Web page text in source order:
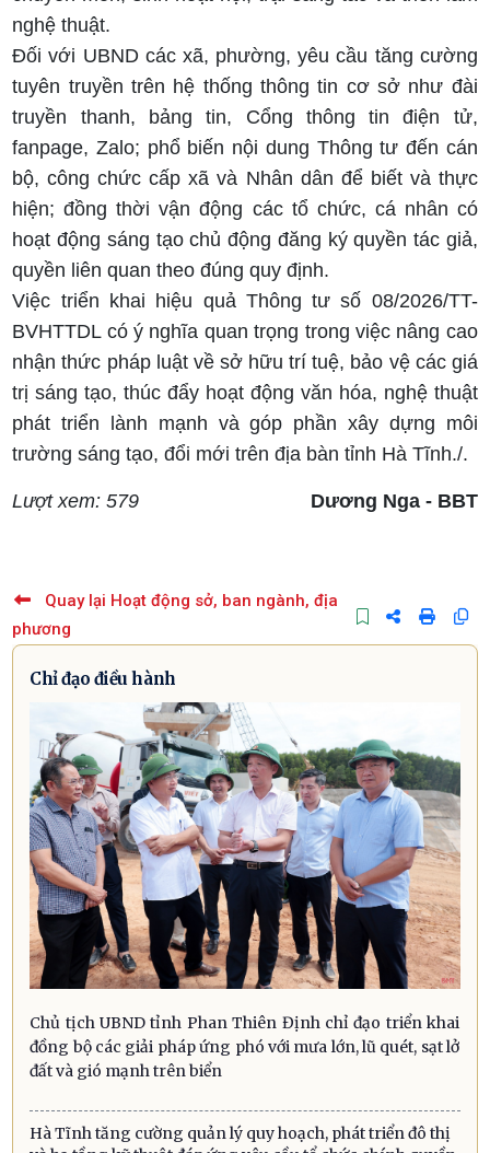
nghệ thuật.
Đối với UBND các xã, phường, yêu cầu tăng cường
tuyên truyền trên hệ thống thông tin cơ sở như đài
truyền thanh, bảng tin, Cổng thông tin điện tử,
fanpage, Zalo; phổ biến nội dung Thông tư đến cán
bộ, công chức cấp xã và Nhân dân để biết và thực
hiện; đồng thời vận động các tổ chức, cá nhân có
hoạt động sáng tạo chủ động đăng ký quyền tác giả,
quyền liên quan theo đúng quy định.
Việc triển khai hiệu quả Thông tư số 08/2026/TT-
BVHTTDL có ý nghĩa quan trọng trong việc nâng cao
nhận thức pháp luật về sở hữu trí tuệ, bảo vệ các giá
trị sáng tạo, thúc đẩy hoạt động văn hóa, nghệ thuật
phát triển lành mạnh và góp phần xây dựng môi
trường sáng tạo, đổi mới trên địa bàn tỉnh Hà Tĩnh./.
Lượt xem: 579 Dương Nga - BBT
Quay lại Hoạt động sở, ban ngành, địa
phương
Chỉ đạo điều hành
Chủ tịch UBND tỉnh Phan Thiên Định chỉ đạo triển khai
đồng bộ các giải pháp ứng phó với mưa lớn, lũ quét, sạt lở
đất và gió mạnh trên biển
Hà Tĩnh tăng cường quản lý quy hoạch, phát triển đô thị